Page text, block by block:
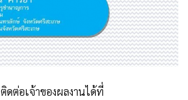
ติดต่อเจ้าของผลงานได้ที่